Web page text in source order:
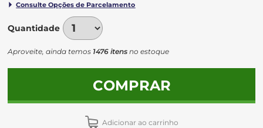
Quantidade
Aproveite, ainda temos 1476 itens no estoque
COMPRAR
Adicionar ao carrinho